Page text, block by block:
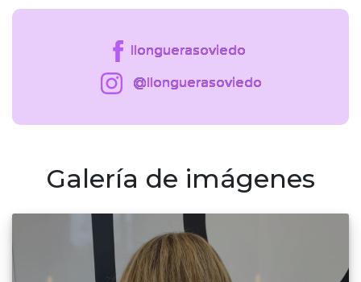
llonguerasoviedo
@llonguerasoviedo
Galería de imágenes